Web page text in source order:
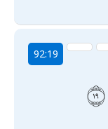
92:19